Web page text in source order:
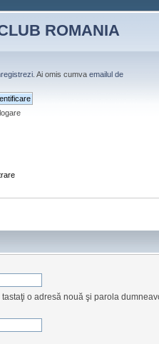
ROMANIA
. Ai omis cumva emailul de
o adresă nouă şi parola